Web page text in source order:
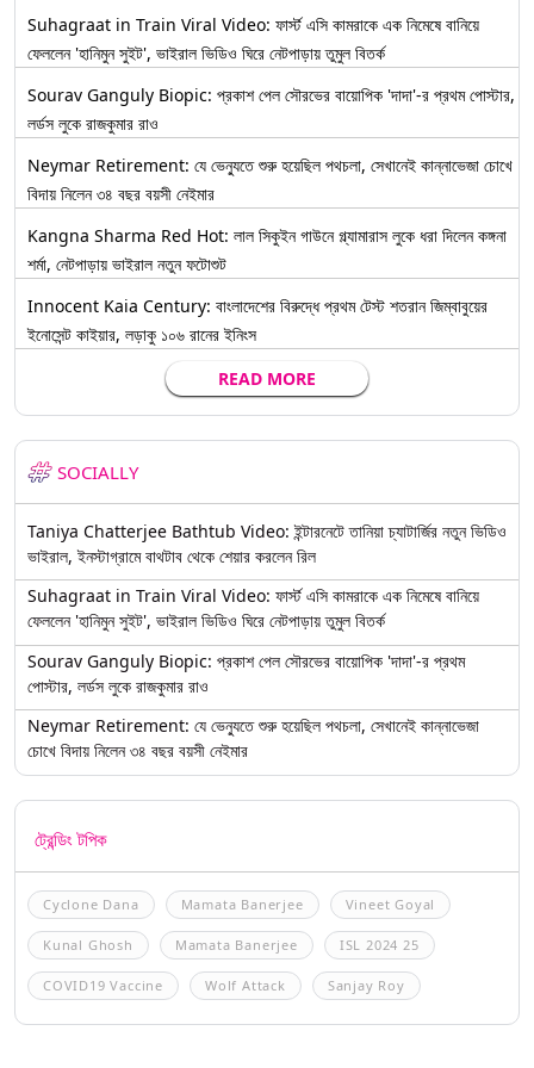
Suhagraat in Train Viral Video: ফার্স্ট এসি কামরাকে এক নিমেষে বানিয়ে
ফেললেন 'হানিমুন সুইট', ভাইরাল ভিডিও ঘিরে নেটপাড়ায় তুমুল বিতর্ক
Sourav Ganguly Biopic: প্রকাশ পেল সৌরভের বায়োপিক 'দাদা'-র প্রথম পোস্টার,
লর্ডস লুকে রাজকুমার রাও
Neymar Retirement: যে ভেন্যুতে শুরু হয়েছিল পথচলা, সেখানেই কান্নাভেজা চোখে
বিদায় নিলেন ৩৪ বছর বয়সী নেইমার
Kangna Sharma Red Hot: লাল সিকুইন গাউনে গ্ল্যামারাস লুকে ধরা দিলেন কঙ্গনা
শর্মা, নেটপাড়ায় ভাইরাল নতুন ফটোশুট
Innocent Kaia Century: বাংলাদেশের বিরুদ্ধে প্রথম টেস্ট শতরান জিম্বাবুয়ের
ইনোসেন্ট কাইয়ার, লড়াকু ১০৬ রানের ইনিংস
READ MORE
SOCIALLY
Taniya Chatterjee Bathtub Video: ইন্টারনেটে তানিয়া চ্যাটার্জির নতুন ভিডিও
ভাইরাল, ইনস্টাগ্রামে বাথটাব থেকে শেয়ার করলেন রিল
Suhagraat in Train Viral Video: ফার্স্ট এসি কামরাকে এক নিমেষে বানিয়ে
ফেললেন 'হানিমুন সুইট', ভাইরাল ভিডিও ঘিরে নেটপাড়ায় তুমুল বিতর্ক
Sourav Ganguly Biopic: প্রকাশ পেল সৌরভের বায়োপিক 'দাদা'-র প্রথম
পোস্টার, লর্ডস লুকে রাজকুমার রাও
Neymar Retirement: যে ভেন্যুতে শুরু হয়েছিল পথচলা, সেখানেই কান্নাভেজা
চোখে বিদায় নিলেন ৩৪ বছর বয়সী নেইমার
ট্রেন্ডিং টপিক
Cyclone Dana Mamata Banerjee Vineet Goyal
Kunal Ghosh Mamata Banerjee ISL 2024 25
COVID19 Vaccine Wolf Attack Sanjay Roy